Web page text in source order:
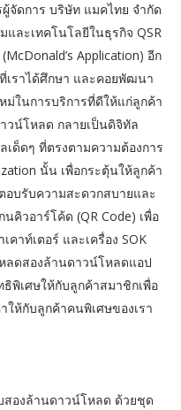
จัดการ บริษัท แมคไทย จำกัด
และเทคโนโลยีในธุรกิจ QSR
Application) อีก
เราได้ศึกษา และคอยพัฒนา
ม่ในการบริการที่ดีให้แก่ลูกค้า
วน์โหลด กลายเป็นดิจิทัล
ด็ดๆ ที่ตรงตามความต้องการ
นั้น เพื่อกระตุ้นให้ลูกค้า
อบรับความสะดวกสบายและ
คิวอาร์โค้ด (QR Code) เพื่อ
าท์เตอร์ และเครื่อง SOK
ลดสองล้านดาวน์โหลดแอป
พิเศษให้กับลูกค้าสมาชิกเพื่อ
ห้กับลูกค้าคนพิเศษของเรา
องล้านดาวน์โหลด ด้วยชุด